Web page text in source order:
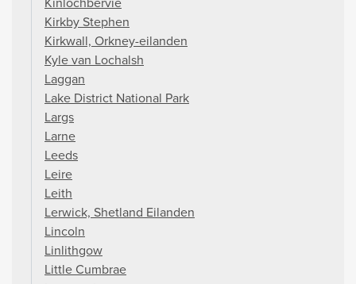
Kirkby Stephen
Kirkwall, Orkney-eilanden
Kyle van Lochalsh
Laggan
Lake District National Park
Largs
Larne
Leeds
Leire
Leith
Lerwick, Shetland Eilanden
Lincoln
Linlithgow
Little Cumbrae